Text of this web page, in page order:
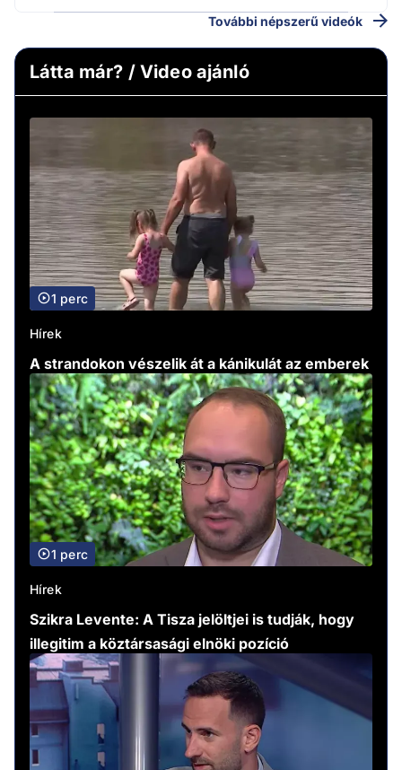
További népszerű videók
Látta már? / Video ajánló
1 perc
Hírek
A strandokon vészelik át a kánikulát az emberek
1 perc
Hírek
Szikra Levente: A Tisza jelöltjei is tudják, hogy
illegitim a köztársasági elnöki pozíció